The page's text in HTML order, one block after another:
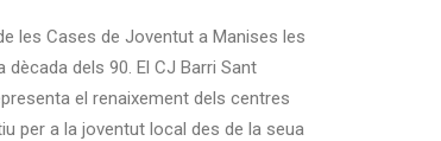
les Cases de Joventut a Manises les
dècada dels 90. El CJ Barri Sant
el renaixement dels centres
per a la joventut local des de la seua